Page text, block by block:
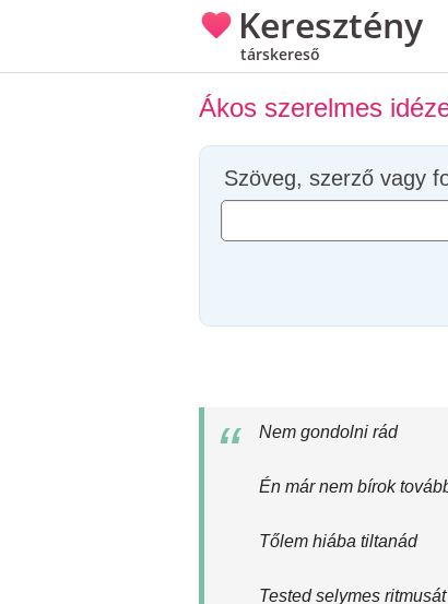
Keresztény
társkereső
Ákos szerelmes
Szöveg, szerző vagy
Nem gondolni rád
Én már nem bírok
Tőlem hiába tiltanád
Tested selymes ritmusát